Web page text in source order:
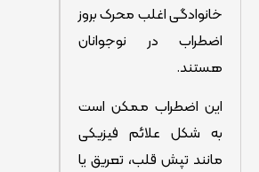
خانوادگی اغلب محرک بروز
اضطراب در نوجوانان
هستند.
این اضطراب ممکن است
به شکل علائم فیزیکی
مانند تپش قلب، تعریق یا